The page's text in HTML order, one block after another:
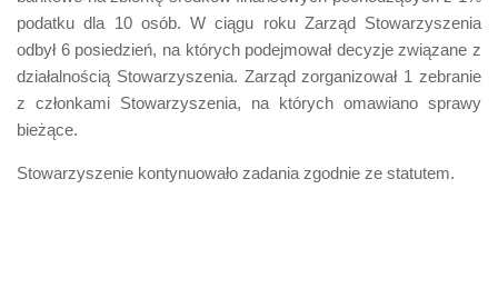
podatku dla 10 osób. W ciągu roku Zarząd Stowarzyszenia
odbył 6 posiedzień, na których podejmował decyzje związane z
działalnością Stowarzyszenia. Zarząd zorganizował 1 zebranie
z członkami Stowarzyszenia, na których omawiano sprawy
bieżące.
Stowarzyszenie kontynuowało zadania zgodnie ze statutem.